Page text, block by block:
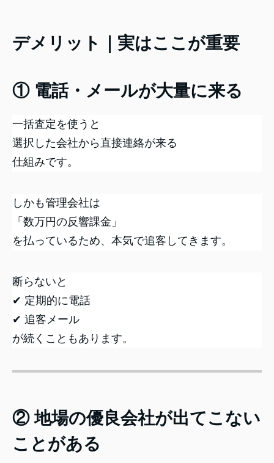
デメリット｜実はここが重要
① 電話・メールが大量に来る
一括査定を使うと
選択した会社から直接連絡が来る
仕組みです。
しかも管理会社は
「数万円の反響課金」
を払っているため、本気で追客してきます。
断らないと
✔ 定期的に電話
✔ 追客メール
が続くこともあります。
② 地場の優良会社が出てこない
ことがある